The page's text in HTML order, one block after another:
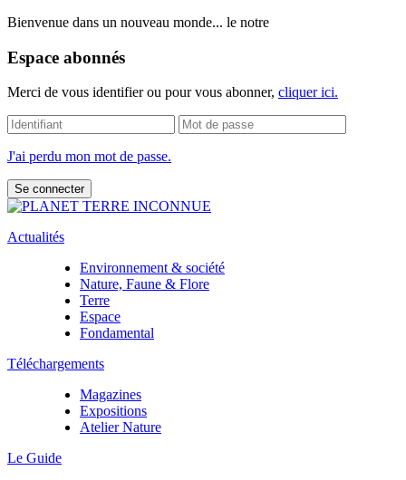
Bienvenue dans un nouveau monde... le notre
Espace abonnés
Merci de vous identifier ou pour vous abonner, cliquer ici.
J'ai perdu mon mot de passe.
Actualités
Environnement & société
Nature, Faune & Flore
Terre
Espace
Fondamental
Téléchargements
Magazines
Expositions
Atelier Nature
Le Guide